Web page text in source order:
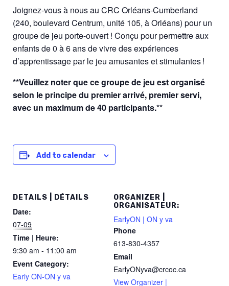
Joignez-vous à nous au CRC Orléans-Cumberland
(240, boulevard Centrum, unité 105, à Orléans) pour un
groupe de jeu porte-ouvert ! Conçu pour permettre aux
enfants de 0 à 6 ans de vivre des expériences
d’apprentissage par le jeu amusantes et stimulantes !
**Veuillez noter que ce groupe de jeu est organisé
selon le principe du premier arrivé, premier servi,
avec un maximum de 40 participants.**
Add to calendar
DETAILS | DÉTAILS
Date:
07-09
Time | Heure:
9:30 am - 11:00 am
Event Category:
Early ON-ON y va
ORGANIZER |
ORGANISATEUR:
EarlyON | ON y va
Phone
613-830-4357
Email
EarlyONyva@crcoc.ca
View Organizer |